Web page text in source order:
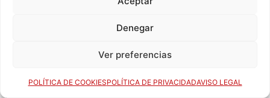
Denegar
Ver preferencias
POLÍTICA DE COOKIESPOLÍTICA DE PRIVACIDADAVISO LEGAL
TEMPORADA 2003-04